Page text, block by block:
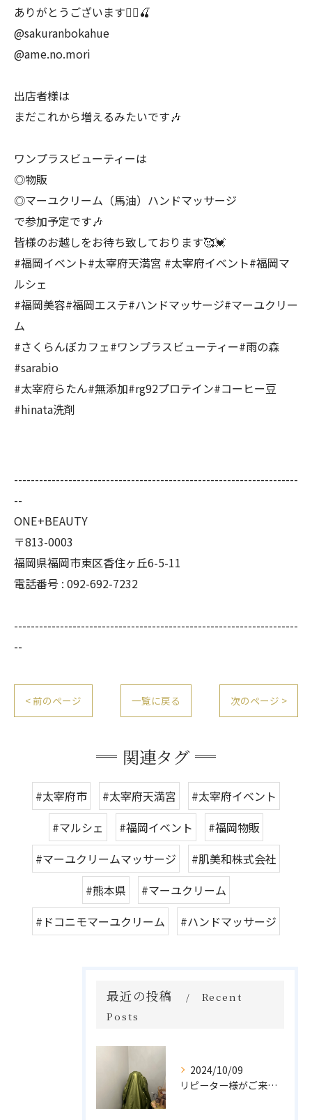
ありがとうございます🙇‍♀️🍒
@sakuranbokahue
@ame.no.mori
出店者様は
まだこれから増えるみたいです🎶
ワンプラスビューティーは
◎物販
◎マーユクリーム（馬油）ハンドマッサージ
で参加予定です🎶
皆様のお越しをお待ち致しております🥰💓
#福岡イベント#太宰府天満宮 #太宰府イベント#福岡マ
ルシェ
#福岡美容#福岡エステ#ハンドマッサージ#マーユクリー
ム
#さくらんぼカフェ#ワンプラスビューティー#雨の森
#sarabio
#太宰府らたん#無添加#rg92プロテイン#コーヒー豆
#hinata洗剤
--------------------------------------------------------------------
--
ONE+BEAUTY
〒813-0003
福岡県福岡市東区香住ヶ丘6-5-11
電話番号 : 092-692-7232
--------------------------------------------------------------------
--
< 前のページ 一覧に戻る 次のページ >
関連タグ
#太宰府市 #太宰府天満宮
#太宰府イベント
#マルシェ
#福岡イベント
#福岡物販
#マーユクリームマッサージ
#肌美和株式会社
#熊本県
#マーユクリーム
#ドコニモマーユクリーム
#ハンドマッサージ
最近の投稿
Recent
Posts
2024/10/09
リピーター様がご来店🌿オーガニックよもぎハーブ蒸し